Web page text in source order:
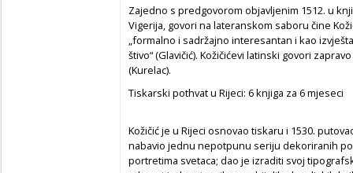
Zajedno s predgovorom objavljenim 1512. u
Vigerija, govori na lateranskom saboru čine
„formalno i sadržajno interesantan i kao
štivo“ (Glavičić). Kožičićevi latinski govori
(Kurelac).
Tiskarski pothvat u Rijeci: 6 knjiga za 6 mjeseci
Kožičić je u Rijeci osnovao tiskaru i 1530.
nabavio jednu nepotpunu seriju dekoriranih
portretima svetaca; dao je izraditi svoj